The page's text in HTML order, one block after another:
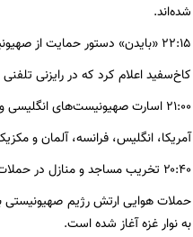
شده‌اند.
۲۲:۱۵ «بایدن» دستور حمایت از صهیونیست‌ها را صادر کرد
کاخ‌سفید اعلام کرد که در رایزنی
۲۱:۰۰ اسارت صهیونیست‌های انگلیسی و آلمانی توسط حماس
آمریکا، انگلیس، فرانسه، آلمان و
۲۰:۴۰ تخریب مساجد و منازل در حملات هوایی رژیم صهیونیستی
حملات هوایی ارتش رژیم صهیونیستی
به نوار غزه آغاز شده است.